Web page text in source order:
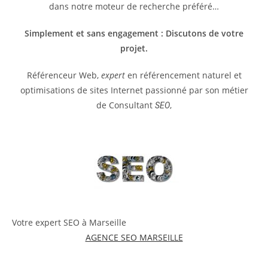
dans notre moteur de recherche préféré…
Simplement et sans engagement : Discutons de votre
projet.
Référenceur Web, experten référencement naturel et
optimisations de sites Internet passionné par son métier
de Consultant SEO,
Votre expert SEO à Marseille
AGENCE SEO MARSEILLE